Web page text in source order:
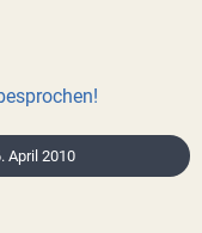
April 2010